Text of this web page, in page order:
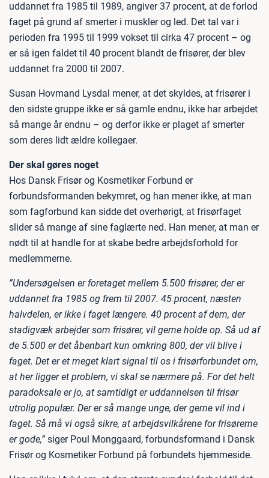
uddannet fra 1985 til 1989, angiver 37 procent, at de forlod
faget på grund af smerter i muskler og led. Det tal var i
perioden fra 1995 til 1999 vokset til cirka 47 procent – og
er så igen faldet til 40 procent blandt de frisører, der blev
uddannet fra 2000 til 2007.
Susan Hovmand Lysdal mener, at det skyldes, at frisører i
den sidste gruppe ikke er så gamle endnu, ikke har arbejdet
så mange år endnu – og derfor ikke er plaget af smerter
som deres lidt ældre kollegaer.
Der skal gøres noget
Hos Dansk Frisør og Kosmetiker Forbund er
forbundsformanden bekymret, og han mener ikke, at man
som fagforbund kan sidde det overhørigt, at frisørfaget
slider så mange af sine faglærte ned. Han mener, at man er
nødt til at handle for at skabe bedre arbejdsforhold for
medlemmerne.
”Undersøgelsen er foretaget mellem 5.500 frisører, der er
uddannet fra 1985 og frem til 2007. 45 procent, næsten
halvdelen, er ikke i faget længere. 40 procent af dem, der
stadigvæk arbejder som frisører, vil gerne holde op. Så ud af
de 5.500 er det åbenbart kun omkring 800, der vil blive i
faget. Det er et meget klart signal til os i frisørforbundet om,
at her ligger et problem, vi skal se nærmere på. For det helt
paradoksale er jo, at samtidigt er uddannelsen til frisør
utrolig populær. Der er så mange unge, der gerne vil ind i
faget. Så må vi også sikre, at arbejdsvilkårene for frisørerne
er gode,” siger Poul Monggaard, forbundsformand i Dansk
Frisør og Kosmetiker Forbund på forbundets hjemmeside.